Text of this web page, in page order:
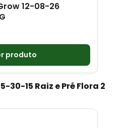
12-08-26
produto
30-15 Raiz e Pré Flora 2